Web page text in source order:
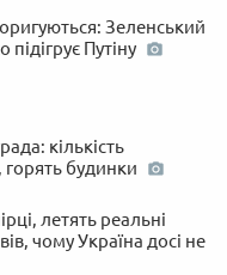
Зеленський
Путіну
кількість
будинки
летять реальні
чому Україна досі не